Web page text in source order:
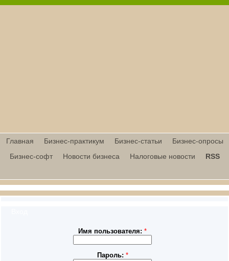
Главная Бизнес-практикум Бизнес-статьи
Бизнес-опросы
Бизнес-софт
Новости бизнеса Налоговые новости RSS
Имя пользователя:*
Пароль: *